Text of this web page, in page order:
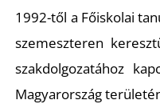
1992-től a Főiskolai
szemeszteren
szakdolgozatához
Magyarország